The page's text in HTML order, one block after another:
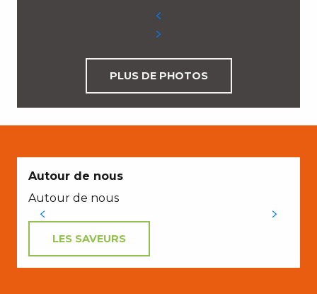
PLUS DE PHOTOS
Autour de nous
Autour de nous
LES SAVEURS